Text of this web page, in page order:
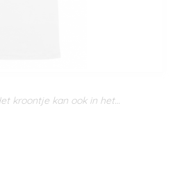
kroontje kan ook in het…